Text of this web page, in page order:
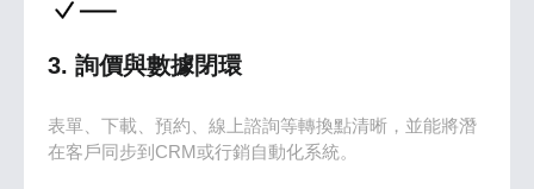
3. 詢價與數據閉環
表單、下載、預約、線上諮詢等轉換點清晰，並能將潛
在客戶同步到CRM或行銷自動化系統。